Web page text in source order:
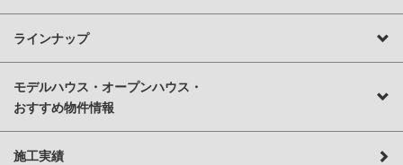
ラインナップ
モデルハウス・オープンハウス・
おすすめ物件情報
施工実績